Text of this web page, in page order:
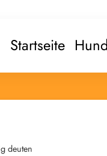
Startseite
deuten